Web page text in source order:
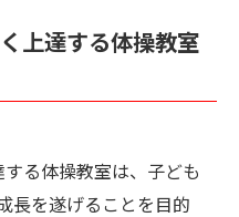
上達する体操教室
る体操教室は、子ども
長を遂げることを目的